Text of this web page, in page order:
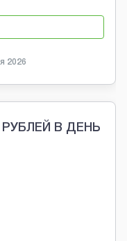
2026
В ДЕНЬ